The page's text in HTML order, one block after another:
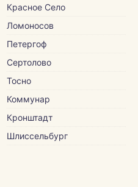
Красное Село
Ломоносов
Петергоф
Сертолово
Тосно
Коммунар
Кронштадт
Шлиссельбург